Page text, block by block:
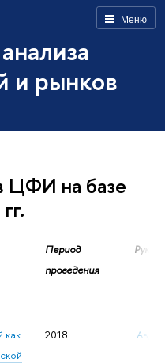
Меню
и рынков
ЦФИ на базе
Период
проведения
как
2018